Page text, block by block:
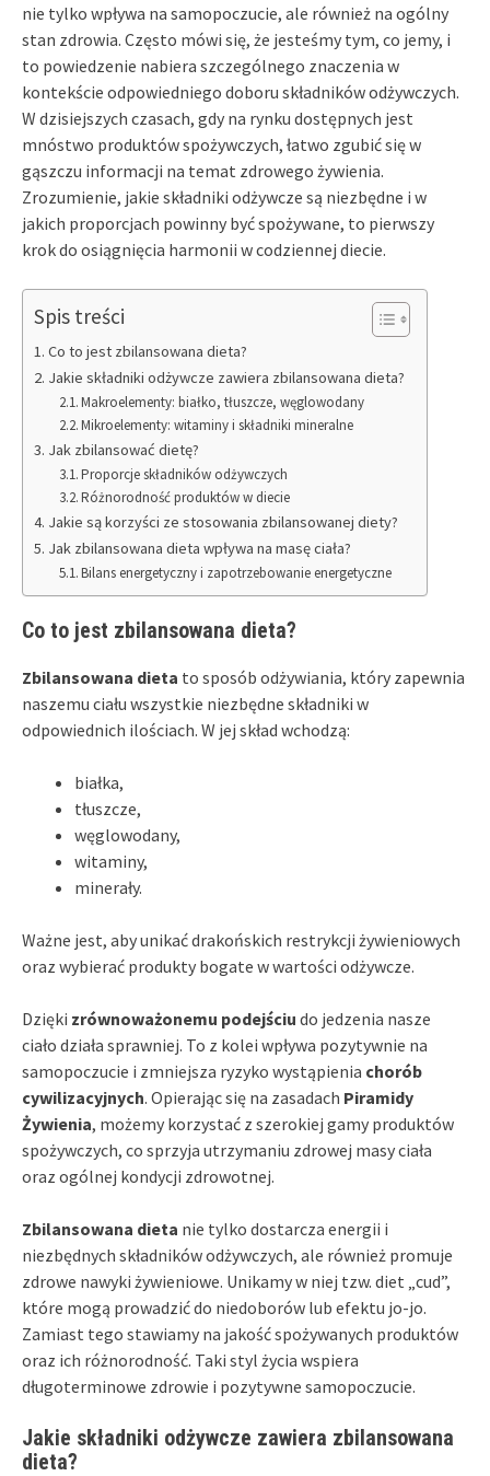
nie tylko wpływa na samopoczucie, ale również na ogólny
stan zdrowia. Często mówi się, że jesteśmy tym, co jemy, i
to powiedzenie nabiera szczególnego znaczenia w
kontekście odpowiedniego doboru składników odżywczych.
W dzisiejszych czasach, gdy na rynku dostępnych jest
mnóstwo produktów spożywczych, łatwo zgubić się w
gąszczu informacji na temat zdrowego żywienia.
Zrozumienie, jakie składniki odżywcze są niezbędne i w
jakich proporcjach powinny być spożywane, to pierwszy
krok do osiągnięcia harmonii w codziennej diecie.
Spis treści
Co to jest zbilansowana dieta?
Jakie składniki odżywcze zawiera zbilansowana dieta?
Makroelementy: białko, tłuszcze, węglowodany
Mikroelementy: witaminy i składniki mineralne
Jak zbilansować dietę?
Proporcje składników odżywczych
Różnorodność produktów w diecie
Jakie są korzyści ze stosowania zbilansowanej diety?
Jak zbilansowana dieta wpływa na masę ciała?
Bilans energetyczny i zapotrzebowanie energetyczne
Co to jest zbilansowana dieta?
Zbilansowana dieta to sposób odżywiania, który zapewnia
naszemu ciału wszystkie niezbędne składniki w
odpowiednich ilościach. W jej skład wchodzą:
białka,
tłuszcze,
węglowodany,
witaminy,
minerały.
Ważne jest, aby unikać drakońskich restrykcji żywieniowych
oraz wybierać produkty bogate w wartości odżywcze.
Dzięki zrównoważonemu podejściu do jedzenia nasze
ciało działa sprawniej. To z kolei wpływa pozytywnie na
samopoczucie i zmniejsza ryzyko wystąpienia chorób
cywilizacyjnych. Opierając się na zasadach Piramidy
Żywienia, możemy korzystać z szerokiej gamy produktów
spożywczych, co sprzyja utrzymaniu zdrowej masy ciała
oraz ogólnej kondycji zdrowotnej.
Zbilansowana dieta nie tylko dostarcza energii i
niezbędnych składników odżywczych, ale również promuje
zdrowe nawyki żywieniowe. Unikamy w niej tzw. diet „cud”,
które mogą prowadzić do niedoborów lub efektu jo-jo.
Zamiast tego stawiamy na jakość spożywanych produktów
oraz ich różnorodność. Taki styl życia wspiera
długoterminowe zdrowie i pozytywne samopoczucie.
Jakie składniki odżywcze zawiera zbilansowana
dieta?